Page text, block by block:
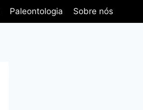
Paleontologia Sobre nós